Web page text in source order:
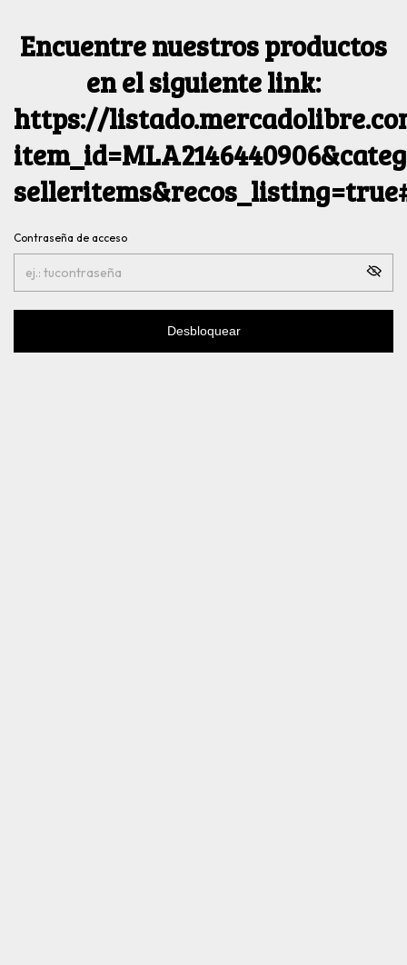
Encuentre nuestros productos
en el siguiente link:
https://
Contraseña de acceso
Desbloquear